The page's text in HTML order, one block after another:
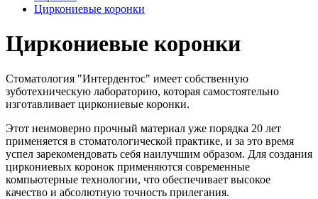
Циркониевые коронки
Циркониевые коронки
Стоматология "Интердентос" имеет собственную
зуботехническую лабораторию, которая самостоятельно
изготавливает циркониевые коронки.
Этот неимоверно прочный материал уже порядка 20 лет
применяется в стоматологической практике, и за это время
успел зарекомендовать себя наилучшим образом. Для создания
циркониевых коронок применяются современные
компьютерные технологии, что обеспечивает высокое
качество и абсолютную точность прилегания.